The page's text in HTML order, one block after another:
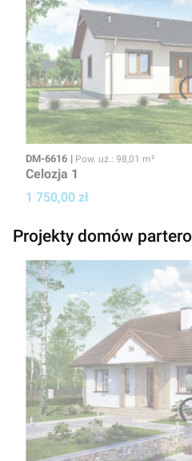
Kod
DM-6616 Powierzchnia użytkowa
Pow. uż.: 98,01 m²
Celozja 1
Cena projektu
1 750,00 zł
Projekty domów